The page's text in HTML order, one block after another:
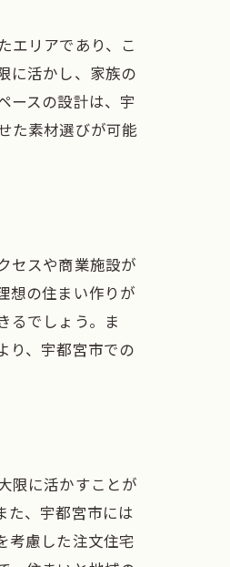
エリアであり、こ
に活かし、家族の
ースの設計は、宇
た素材選びが可能
セスや商業施設が
想の住まい作りが
るでしょう。ま
り、宇都宮市での
限に活かすことが
た、宇都宮市には
考慮した注文住宅